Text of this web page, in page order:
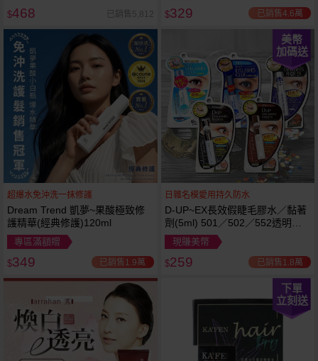
$468 已銷售5,812 $329 已銷售4.6萬
超爆水免沖洗一抹修護
Dream Trend 凱夢~果酸極致修
護精華(經典修護)120ml
專區滿額贈
$349 已銷售1.9萬
美幣
加碼送
日雜名模愛用持久防水
D-UP~EX長效假睫毛膠水／黏著
劑(5ml) 501／502／552透明／
553黑色／554咖啡色 款式可選
現賺美幣
$259 已銷售1.8萬
下單
立刻送